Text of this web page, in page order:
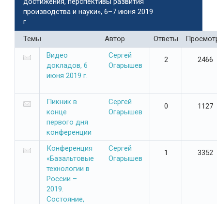
производства и науки», 6–7 июня 2019
г.
Темы
Автор Ответы
Видео
докладов, 6
июня 2019 г.
Сергей
Огарышев
2 2466
Пикник в
конце
первого дня
конференции
Сергей
Огарышев
0 1127
Конференция
«Базальтовые
технологии в
России –
2019.
Состояние,
Сергей
Огарышев
1 3352